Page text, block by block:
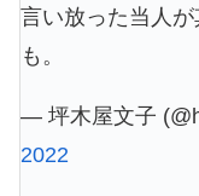
言い放った当人
も。
— 坪木屋文子
2022